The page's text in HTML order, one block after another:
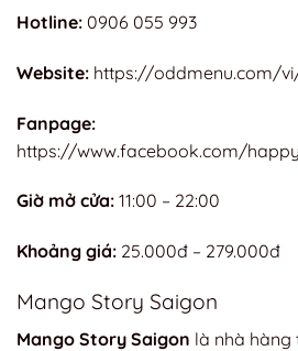
Hotline: 0906 055 993
Website: https://oddmenu.com/
Fanpage:
https://www.facebook.com/
Giờ mở cửa: 11:00 – 22:00
Khoảng giá: 25.000đ – 279.000đ
Mango Story Saigon
Mango Story Saigon là nhà hàng